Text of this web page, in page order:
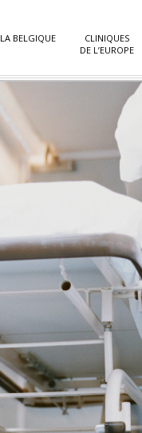
LA BELGIQUE
CLINIQUES
DE L’EUROPE